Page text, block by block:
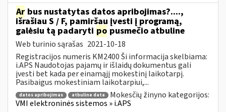
Ar bus nustatytas datos apribojimas?....,
išrašiau S / F, pamiršau įvesti į programą,
galėsiu tą padaryti po pusmečio atbuline
Web turinio sąrašas 2021-10-18
Registracijos numeris KM2400 Ši informacija skelbiama:
i.APS Naudotojas pajamų ir išlaidų dokumentus gali
įvesti bet kada per einamąjį mokestinį laikotarpį.
Pasibaigus mokestiniam laikotarpiui,...
datos apribojimas atbuline data
Mokesčių žinyno kategorijos:
VMI elektroninės sistemos » i.APS